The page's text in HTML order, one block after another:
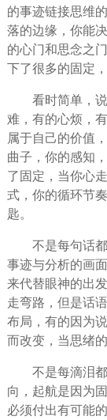
的事迹链接思维
落的边缘，你能
的心门和思念之
下了很多的固定
看时简单，
难，有的心烦，
属于自己的价值
曲子，你的感知
了固定，当你心
式，你的循环节
匙。
不是每句话
事迹与分析的画
来代替眼神的出
走弯路，但是话
布局，有的因为
而改变，当思绪的
不是每滴泪
向，起航是因为
必须付出有可能